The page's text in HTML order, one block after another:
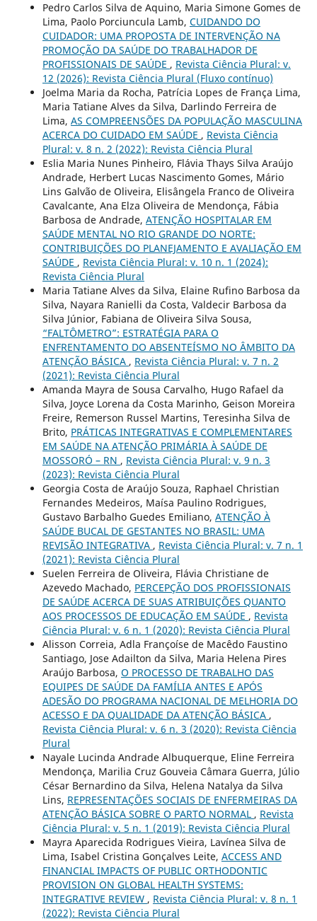
Pedro Carlos Silva de Aquino, Maria Simone Gomes de
Lima, Paolo Porciuncula Lamb, CUIDANDO DO
CUIDADOR: UMA PROPOSTA DE INTERVENÇÃO NA
PROMOÇÃO DA SAÚDE DO TRABALHADOR DE
PROFISSIONAIS DE SAÚDE , Revista Ciência Plural: v.
12 (2026): Revista Ciência Plural (Fluxo contínuo)
Joelma Maria da Rocha, Patrícia Lopes de França Lima,
Maria Tatiane Alves da Silva, Darlindo Ferreira de
Lima, AS COMPREENSÕES DA POPULAÇÃO MASCULINA
ACERCA DO CUIDADO EM SAÚDE , Revista Ciência
Plural: v. 8 n. 2 (2022): Revista Ciência Plural
Eslia Maria Nunes Pinheiro, Flávia Thays Silva Araújo
Andrade, Herbert Lucas Nascimento Gomes, Mário
Lins Galvão de Oliveira, Elisângela Franco de Oliveira
Cavalcante, Ana Elza Oliveira de Mendonça, Fábia
Barbosa de Andrade, ATENÇÃO HOSPITALAR EM
SAÚDE MENTAL NO RIO GRANDE DO NORTE:
CONTRIBUIÇÕES DO PLANEJAMENTO E AVALIAÇÃO EM
SAÚDE , Revista Ciência Plural: v. 10 n. 1 (2024):
Revista Ciência Plural
Maria Tatiane Alves da Silva, Elaine Rufino Barbosa da
Silva, Nayara Ranielli da Costa, Valdecir Barbosa da
Silva Júnior, Fabiana de Oliveira Silva Sousa,
“FALTÔMETRO”: ESTRATÉGIA PARA O
ENFRENTAMENTO DO ABSENTEÍSMO NO ÂMBITO DA
ATENÇÃO BÁSICA , Revista Ciência Plural: v. 7 n. 2
(2021): Revista Ciência Plural
Amanda Mayra de Sousa Carvalho, Hugo Rafael da
Silva, Joyce Lorena da Costa Marinho, Geison Moreira
Freire, Remerson Russel Martins, Teresinha Silva de
Brito, PRÁTICAS INTEGRATIVAS E COMPLEMENTARES
EM SAÚDE NA ATENÇÃO PRIMÁRIA À SAÚDE DE
MOSSORÓ – RN , Revista Ciência Plural: v. 9 n. 3
(2023): Revista Ciência Plural
Georgia Costa de Araújo Souza, Raphael Christian
Fernandes Medeiros, Maísa Paulino Rodrigues,
Gustavo Barbalho Guedes Emiliano, ATENÇÃO À
SAÚDE BUCAL DE GESTANTES NO BRASIL: UMA
REVISÃO INTEGRATIVA , Revista Ciência Plural: v. 7 n. 1
(2021): Revista Ciência Plural
Suelen Ferreira de Oliveira, Flávia Christiane de
Azevedo Machado, PERCEPÇÃO DOS PROFISSIONAIS
DE SAÚDE ACERCA DE SUAS ATRIBUIÇÕES QUANTO
AOS PROCESSOS DE EDUCAÇÃO EM SAÚDE , Revista
Ciência Plural: v. 6 n. 1 (2020): Revista Ciência Plural
Alisson Correia, Adla Françoíse de Macêdo Faustino
Santiago, Jose Adailton da Silva, Maria Helena Pires
Araújo Barbosa, O PROCESSO DE TRABALHO DAS
EQUIPES DE SAÚDE DA FAMÍLIA ANTES E APÓS
ADESÃO DO PROGRAMA NACIONAL DE MELHORIA DO
ACESSO E DA QUALIDADE DA ATENÇÃO BÁSICA ,
Revista Ciência Plural: v. 6 n. 3 (2020): Revista Ciência
Plural
Nayale Lucinda Andrade Albuquerque, Eline Ferreira
Mendonça, Marilia Cruz Gouveia Câmara Guerra, Júlio
César Bernardino da Silva, Helena Natalya da Silva
Lins, REPRESENTAÇÕES SOCIAIS DE ENFERMEIRAS DA
ATENÇÃO BÁSICA SOBRE O PARTO NORMAL , Revista
Ciência Plural: v. 5 n. 1 (2019): Revista Ciência Plural
Mayra Aparecida Rodrigues Vieira, Lavínea Silva de
Lima, Isabel Cristina Gonçalves Leite, ACCESS AND
FINANCIAL IMPACTS OF PUBLIC ORTHODONTIC
PROVISION ON GLOBAL HEALTH SYSTEMS:
INTEGRATIVE REVIEW , Revista Ciência Plural: v. 8 n. 1
(2022): Revista Ciência Plural